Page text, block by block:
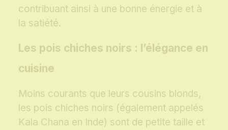
contribuant ainsi à une bonne énergie et à
la satiété.
Les pois chiches noirs : l’élégance en
cuisine
Moins courants que leurs cousins blonds,
les pois chiches noirs (également appelés
Kala Chana en Inde) sont de petite taille et